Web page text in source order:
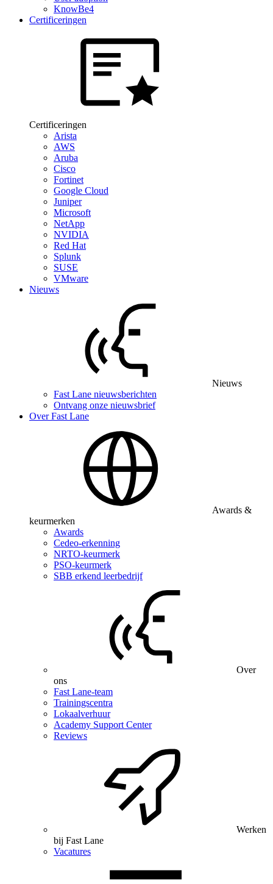
KnowBe4
Certificeringen
Certificeringen
Arista
AWS
Aruba
Cisco
Fortinet
Google Cloud
Juniper
Microsoft
NetApp
NVIDIA
Red Hat
Splunk
SUSE
VMware
Nieuws
Nieuws
Fast Lane nieuwsberichten
Ontvang onze nieuwsbrief
Over Fast Lane
Awards &
keurmerken
Awards
Cedeo-erkenning
NRTO-keurmerk
PSO-keurmerk
SBB erkend leerbedrijf
Over
ons
Fast Lane-team
Trainingscentra
Lokaalverhuur
Academy Support Center
Reviews
Werken
bij Fast Lane
Vacatures